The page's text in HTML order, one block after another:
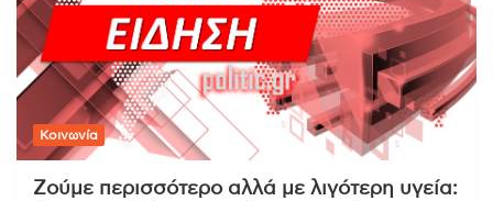
Κοινωνία
Ζούμε περισσότερο αλλά με λιγότερη υγεία: